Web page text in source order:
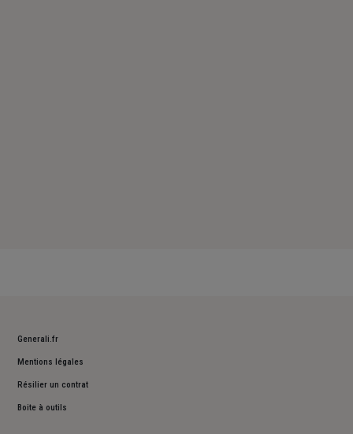
Generali.fr
Mentions légales
Résilier un contrat
Boite à outils